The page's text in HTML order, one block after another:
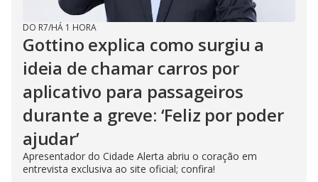
DO R7/HÁ 1 HORA
Gottino explica como surgiu a
ideia de chamar carros por
aplicativo para passageiros
durante a greve: ‘Feliz por poder
ajudar’
Apresentador do Cidade Alerta abriu o coração em
entrevista exclusiva ao site oficial; confira!